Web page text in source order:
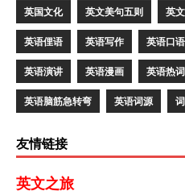
英国文化 英文美句五则 英
英语俚语 英语写作 英语口语
英语演讲 英语漫画 英语热词
英语脑筋急转弯 英语词源
友情链接
英文之旅